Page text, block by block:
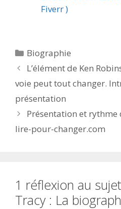
Fiverr )
Catégories
Biographie
L’élément de Ken
voie peut tout changer.
présentation
Présentation et
lire-pour-changer.com
1 réflexion au
Tracy : La